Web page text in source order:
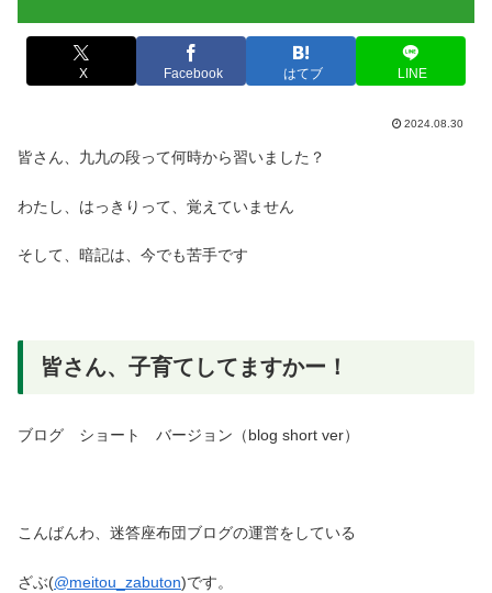
X Facebook はてブ LINE
2024.08.30
皆さん、九九の段って何時から習いました？
わたし、はっきりって、覚えていません
そして、暗記は、今でも苦手です
皆さん、子育てしてますかー！
ブログ ショート バージョン（blog short ver）
こんばんわ、迷答座布団ブログの運営をしている
ざぶ(@meitou_zabuton)です。